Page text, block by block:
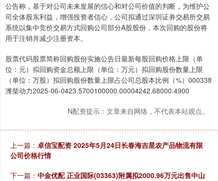
公告称，基于对公司未来发展的信心和对公司价值的判断，为维护公
司全体股东利益，增强投资者信心，公司拟通过深圳证券交易所交易
系统以集中竞价交易方式回购公司部分A股股份，本次回购的股份将
用于注销并减少注册资本。
股票代码股票简称回购股份实施公告日最新每股回购价格上限（单
位：元）拟回购资金总额上限（单位：万元）拟回购股份数量上限
（单位：万股）拟回购股份数量上限占公司总股本比例（%）000338
潍柴动力2025-06-0423.5700100000.00004242.68000.4900
N配资提示：文章来自网络，不代表本站观点。
上一篇： 卓信宝配资 2025年5月24日长春海吉星农产品物流有限
公司价格行情
下一篇： 中金优配 正业国际(03363)附属拟2000.96万元出售中山